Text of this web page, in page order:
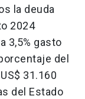
la deuda
2024
3,5% gasto
del
31.160
del Estado